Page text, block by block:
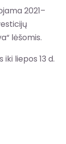
2021–
lėšomis.
liepos 13 d.